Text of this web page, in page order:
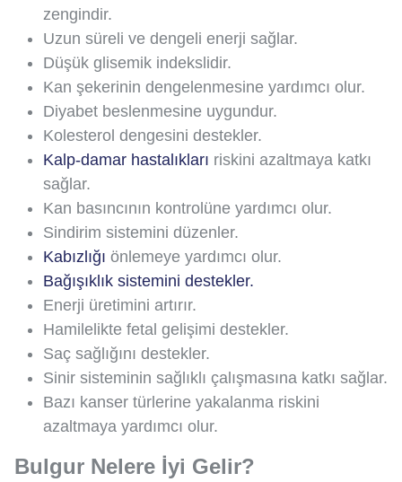
zengindir.
Uzun süreli ve dengeli enerji sağlar.
Düşük glisemik indekslidir.
Kan şekerinin dengelenmesine yardımcı olur.
Diyabet beslenmesine uygundur.
Kolesterol dengesini destekler.
Kalp-damar hastalıkları riskini azaltmaya katkı
sağlar.
Kan basıncının kontrolüne yardımcı olur.
Sindirim sistemini düzenler.
Kabızlığı önlemeye yardımcı olur.
Bağışıklık sistemini destekler.
Enerji üretimini artırır.
Hamilelikte fetal gelişimi destekler.
Saç sağlığını destekler.
Sinir sisteminin sağlıklı çalışmasına katkı sağlar.
Bazı kanser türlerine yakalanma riskini
azaltmaya yardımcı olur.
Bulgur Nelere İyi Gelir?